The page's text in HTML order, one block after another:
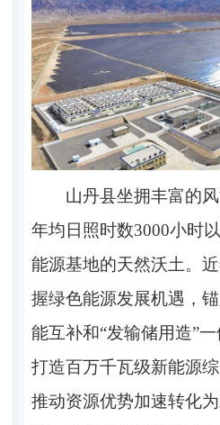
山丹县坐拥丰富的
年均日照时数3000小时
能源基地的天然沃土。
握绿色能源发展机遇，
能互补和“发输储用造”
打造百万千瓦级新能源
推动资源优势加速转化